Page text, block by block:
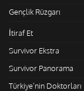
Gençlik Rüzgarı
İtiraf Et
Survivor Ekstra
Survivor Panorama
Türkiye'nin Doktorları